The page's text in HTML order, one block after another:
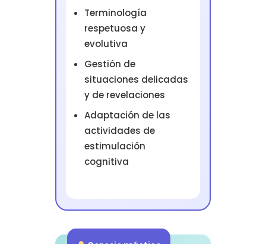
Terminología
respetuosa y
evolutiva
Gestión de
situaciones delicadas
y de revelaciones
Adaptación de las
actividades de
estimulación
cognitiva